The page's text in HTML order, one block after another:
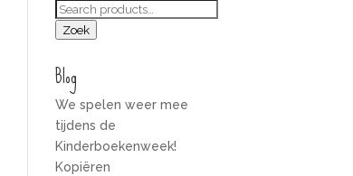
Zoeken
voor:
Zoek
Blog
We spelen weer mee
tijdens de
Kinderboekenweek!
Kopiëren